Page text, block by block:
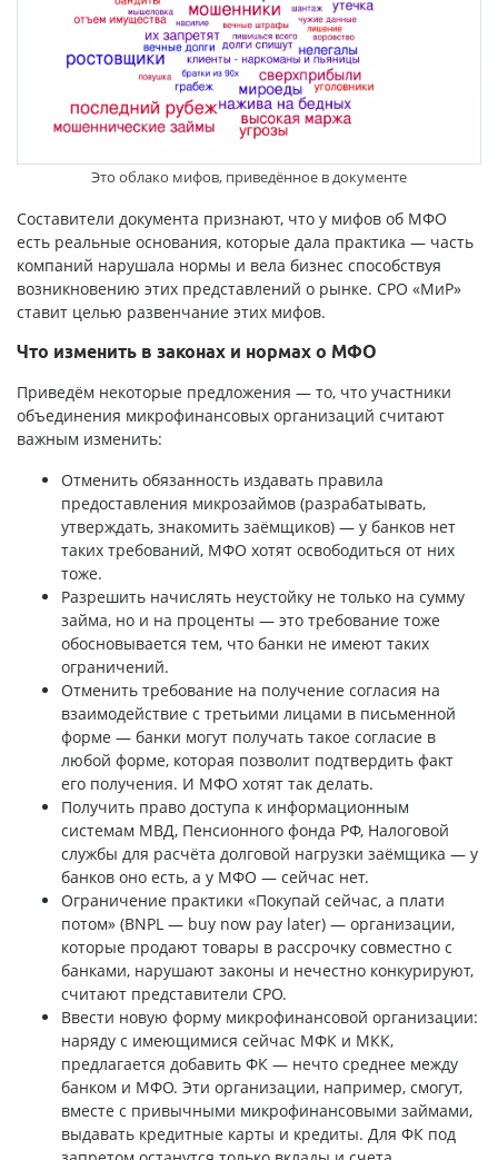
Это облако мифов, приведённое в документе
Составители документа признают, что у мифов об МФО
есть реальные основания, которые дала практика — часть
компаний нарушала нормы и вела бизнес способствуя
возникновению этих представлений о рынке. СРО «МиР»
ставит целью развенчание этих мифов.
Что изменить в законах и нормах о МФО
Приведём некоторые предложения — то, что участники
объединения микрофинансовых организаций считают
важным изменить:
Отменить обязанность издавать правила
предоставления микрозаймов (разрабатывать,
утверждать, знакомить заёмщиков) — у банков нет
таких требований, МФО хотят освободиться от них
тоже.
Разрешить начислять неустойку не только на сумму
займа, но и на проценты — это требование тоже
обосновывается тем, что банки не имеют таких
ограничений.
Отменить требование на получение согласия на
взаимодействие с третьими лицами в письменной
форме — банки могут получать такое согласие в
любой форме, которая позволит подтвердить факт
его получения. И МФО хотят так делать.
Получить право доступа к информационным
системам МВД, Пенсионного фонда РФ, Налоговой
службы для расчёта долговой нагрузки заёмщика — у
банков оно есть, а у МФО — сейчас нет.
Ограничение практики «Покупай сейчас, а плати
потом» (BNPL — buy now pay later) — организации,
которые продают товары в рассрочку совместно с
банками, нарушают законы и нечестно конкурируют,
считают представители СРО.
Ввести новую форму микрофинансовой организации:
наряду с имеющимися сейчас МФК и МКК,
предлагается добавить ФК — нечто среднее между
банком и МФО. Эти организации, например, смогут,
вместе с привычными микрофинансовыми займами,
выдавать кредитные карты и кредиты. Для ФК под